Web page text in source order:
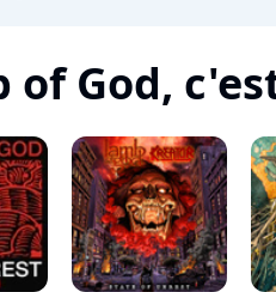
of God,